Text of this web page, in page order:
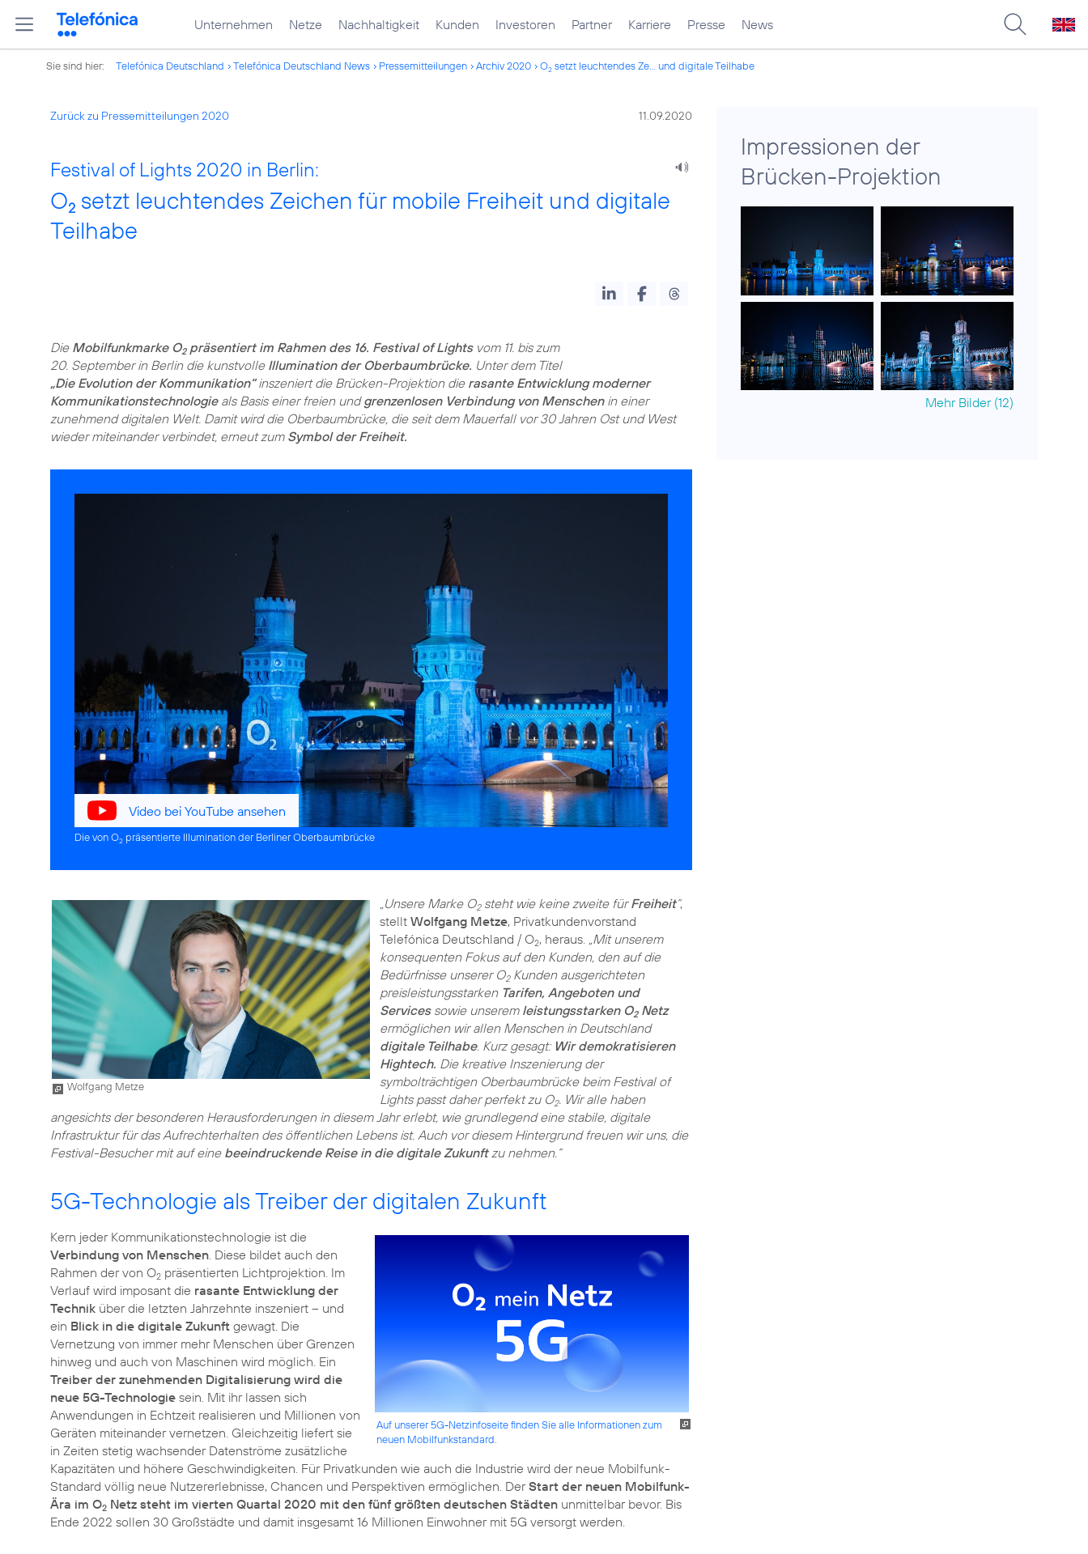
Unternehmen Netze Nachhaltigkeit Kunden Investoren Partner Karriere Presse News
Sie sind hier: Telefónica Deutschland Telefónica Deutschland News Pressemitteilungen Archiv 2020 O2 setzt leuchtendes Ze... und digitale Teilhabe
Zurück zu Pressemitteilungen 2020 11.09.2020
Festival of Lights 2020 in Berlin:
O2 setzt leuchtendes Zeichen für mobile Freiheit und digitale
Teilhabe
Die Mobilfunkmarke O2präsentiert im Rahmen des 16. Festival of Lightsvom 11. bis zum
20. September in Berlin die kunstvolle Illumination der Oberbaumbrücke.
„Die Evolution der Kommunikation“inszeniert die Brücken-Projektion die rasante Entwicklung moderner
Kommunikationstechnologieals Basis einer freien undgrenzenlosen Verbindung von Menschenin einer
zunehmend digitalen Welt. Damit wird die Oberbaumbrücke, die seit dem Mauerfall vor 30 Jahren Ost und West
wieder miteinander verbindet, erneut zum Symbol der Freiheit.
Video bei YouTube ansehen
Die von O2 präsentierte Illumination der Berliner Oberbaumbrücke
Wolfgang Metze
„Unsere Marke O2steht wie keine zweite fürFreiheit“,
stellt Wolfgang Metze, Privatkundenvorstand
Telefónica Deutschland / O2, heraus. „Mit unserem
konsequenten Fokus auf den Kunden, den auf die
Bedürfnisse unserer O2Kunden ausgerichteten
preisleistungsstarken Tarifen, Angeboten und
Servicessowie unserem leistungsstarken O2Netz
ermöglichen wir allen Menschen in Deutschland
digitale Teilhabe. Kurz gesagt: Wir demokratisieren
Hightech. Die kreative Inszenierung der
symbolträchtigen Oberbaumbrücke beim Festival of
Lights passt daher perfekt zu O2. Wir alle haben
angesichts der besonderen Herausforderungen in diesem Jahr erlebt, wie grundlegend eine stabile, digitale
Infrastruktur für das Aufrechterhalten des öffentlichen Lebens ist. Auch vor diesem Hintergrund freuen wir uns, die
Festival-Besucher mit auf eine beeindruckende Reise in die digitale Zukunftzu nehmen.“
5G-Technologie als Treiber der digitalen Zukunft
Auf unserer 5G-Netzinfoseite finden Sie alle Informationen zum
neuen Mobilfunkstandard.
Kern jeder Kommunikationstechnologie ist die
Verbindung von Menschen. Diese bildet auch den
Rahmen der von O2 präsentierten Lichtprojektion. Im
Verlauf wird imposant die rasante Entwicklung der
Technik über die letzten Jahrzehnte inszeniert – und
ein Blick in die digitale Zukunft gewagt. Die
Vernetzung von immer mehr Menschen über Grenzen
hinweg und auch von Maschinen wird möglich. Ein
Treiber der zunehmenden Digitalisierung wird die
neue 5G-Technologie sein. Mit ihr lassen sich
Anwendungen in Echtzeit realisieren und Millionen von
Geräten miteinander vernetzen. Gleichzeitig liefert sie
in Zeiten stetig wachsender Datenströme zusätzliche
Kapazitäten und höhere Geschwindigkeiten. Für Privatkunden wie auch die Industrie wird der neue Mobilfunk-
Standard völlig neue Nutzererlebnisse, Chancen und Perspektiven ermöglichen. DerStart der neuen Mobilfunk-
Ära im O2 Netz steht im vierten Quartal 2020 mit den fünf größten deutschen Städten unmittelbar bevor. Bis
Impressionen der
Brücken-Projektion
Mehr Bilder (12)